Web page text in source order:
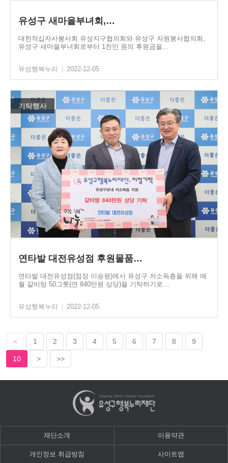
유성구 새마을부녀회,…
대한적십자사봉사회 유성지구협의회와 유성구 자원봉사협의회,
유성구 새마을부녀회로부터 1천만 원의 후원금을…
유성행복누리 | 2022-12-05
기탁행사
연타발 대전유성점 후원물품…
연타발 대전유성점(점장 이승원)에서 유성구 저소득층을 위해 매
월 갈비탕 50그릇(연 840만원 상당)을 기탁하기로…
유성행복누리 2022-12-05
< 1 2 3 4 5 6 7 8 9
10 > >>
재단소개 이용약관
개인정보 취급방침 사이트맵